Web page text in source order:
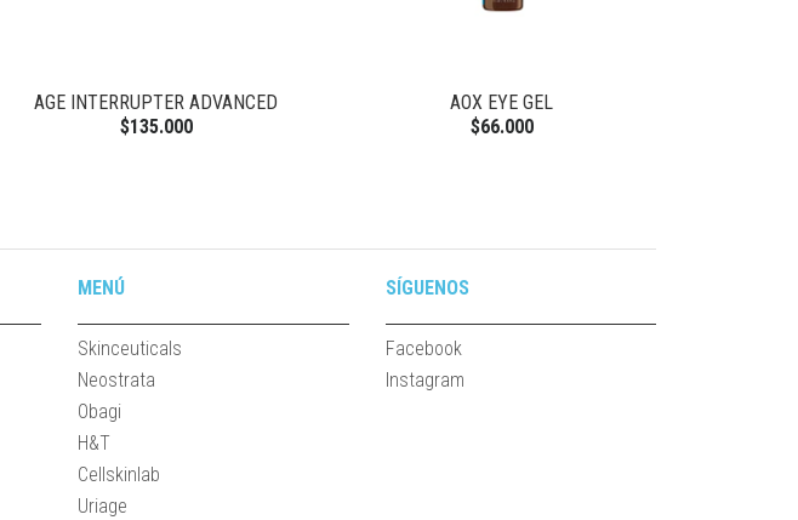
AGE INTERRUPTER ADVANCED
$135.000
AOX EYE GEL
$66.000
MENÚ
Skinceuticals
Neostrata
Obagi
H&T
Cellskinlab
Uriage
SÍGUENOS
Facebook
Instagram